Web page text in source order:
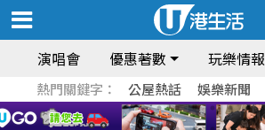
演唱會 優惠著數 玩樂情報
熱門關鍵字： 公屋熱話 娛樂新聞